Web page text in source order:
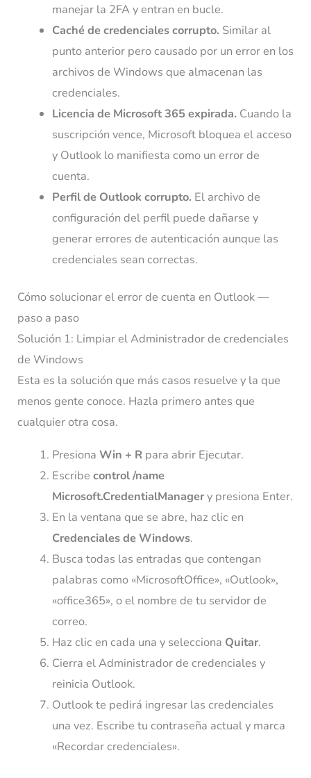
manejar la 2FA y entran en bucle.
Caché de credenciales corrupto. Similar al
punto anterior pero causado por un error en los
archivos de Windows que almacenan las
credenciales.
Licencia de Microsoft 365 expirada. Cuando la
suscripción vence, Microsoft bloquea el acceso
y Outlook lo manifiesta como un error de
cuenta.
Perfil de Outlook corrupto. El archivo de
configuración del perfil puede dañarse y
generar errores de autenticación aunque las
credenciales sean correctas.
Cómo solucionar el error de cuenta en Outlook —
paso a paso
Solución 1: Limpiar el Administrador de credenciales
de Windows
Esta es la solución que más casos resuelve y la que
menos gente conoce. Hazla primero antes que
cualquier otra cosa.
Presiona Win + Rpara abrir Ejecutar.
Escribe control /name
Microsoft.CredentialManagery presiona Enter.
En la ventana que se abre, haz clic en
Credenciales de Windows.
Busca todas las entradas que contengan
palabras como «MicrosoftOffice», «Outlook»,
«office365», o el nombre de tu servidor de
correo.
Haz clic en cada una y selecciona Quitar.
Cierra el Administrador de credenciales y
reinicia Outlook.
Outlook te pedirá ingresar las credenciales
una vez. Escribe tu contraseña actual y marca
«Recordar credenciales».